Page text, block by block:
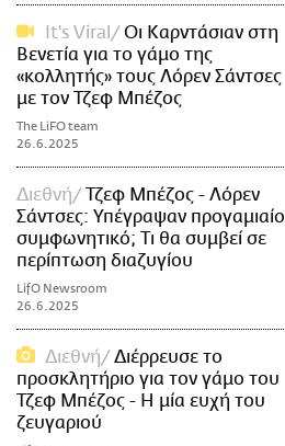
It's Viral
Οι Καρντάσιαν στη
Βενετία για το γάμο της
«κολλητής» τους Λόρεν Σάντσες
με τον Τζεφ Μπέζος
The LiFO team
26.6.2025
Διεθνή
Τζεφ Μπέζος - Λόρεν
Σάντσες: Υπέγραψαν προγαμιαίο
συμφωνητικό; Τι θα συμβεί σε
περίπτωση διαζυγίου
LifO Newsroom
26.6.2025
Διεθνή
Διέρρευσε το
προσκλητήριο για τον γάμο του
Τζεφ Μπέζος - Η μία ευχή του
ζευγαριού